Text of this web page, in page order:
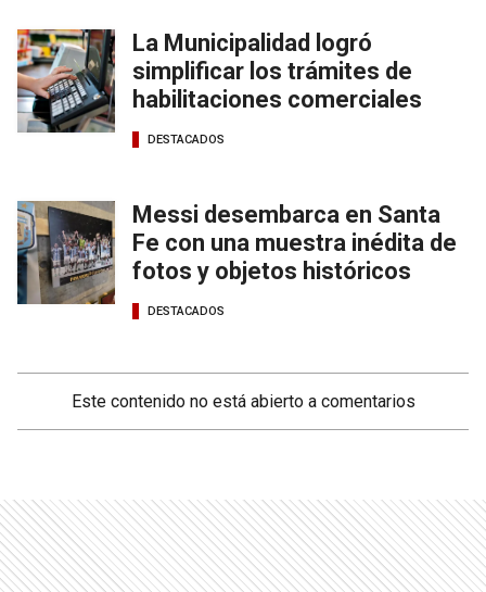
La Municipalidad logró
simplificar los trámites de
habilitaciones comerciales
DESTACADOS
Messi desembarca en Santa
Fe con una muestra inédita de
fotos y objetos históricos
DESTACADOS
Este contenido no está abierto a comentarios